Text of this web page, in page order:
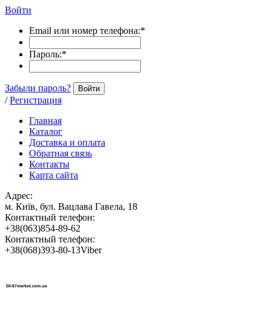
Войти
Email или номер телефона:*
Пароль:*
Забыли пароль? Войти
/ Регистрация
Главная
Каталог
Доставка и оплата
Обратная связь
Контакты
Карта сайта
Адрес:
м. Київ, бул. Вацлава Гавела, 18
Контактный телефон:
+38(063)854-89-62
Контактный телефон:
+38(068)393-80-13Viber